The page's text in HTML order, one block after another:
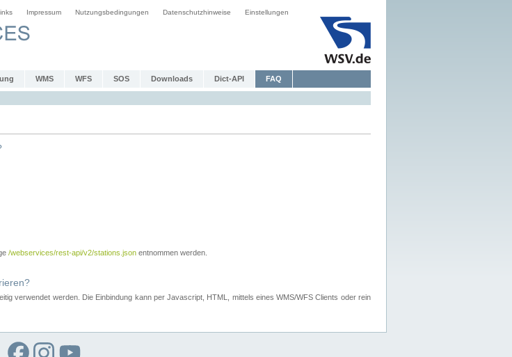
Impressum Nutzungsbedingungen Datenschutzhinweise Einstellungen
WMS WFS SOS Downloads Dict-API FAQ
/webservices/rest-api/v2/stations.json entnommen werden.
verwendet werden. Die Einbindung kann per Javascript, HTML, mittels eines WMS/WFS Clients oder rein